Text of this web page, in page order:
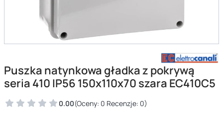
Puszka natynkowa gładka z pokrywą
seria 410 IP56 150x110x70 szara EC410C5
0.00(Oceny: 0 Recenzje: 0)